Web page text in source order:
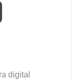
digital